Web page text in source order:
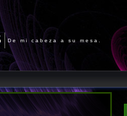
De mi cabeza a su mesa.